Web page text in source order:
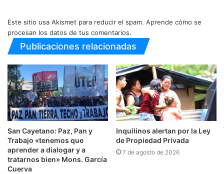
Este sitio usa Akismet para reducir el spam. Aprende cómo se
procesan los datos de tus comentarios.
Publicaciones relacionadas
San Cayetano: Paz, Pan y
Trabajo «tenemos que
aprender a dialogar y a
tratarnos bien» Mons. García
Cuerva
Inquilinos alertan por la Ley
de Propiedad Privada
7 de agosto de 2026